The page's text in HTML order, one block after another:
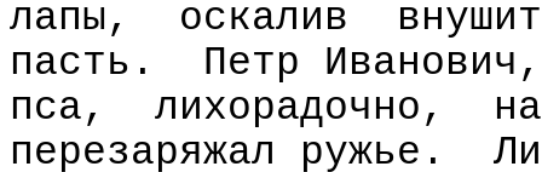
лапы,
оскалив
пасть.
Петр
пса,
лихорадочно,
на
перезаряжал ружье.